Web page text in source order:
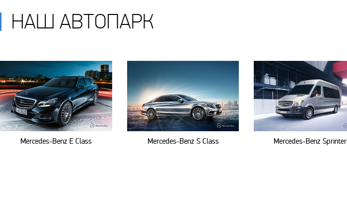
НАШ АВТОПАРК
Mercedes-Benz E Class Mercedes-Benz S Class Mercedes-Benz Sprinter